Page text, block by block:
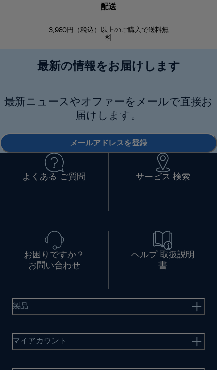
配送
3,980円（税込）以上のご購入で送料無
料
最新の情報をお届けします
最新ニュースやオファーをメールで直接お
届けします。
メールアドレスを登録
よくある ご質問 サービス 検索
お困りですか？
お問い合わせ
ヘルプ 取扱説明
書
製品
マイアカウント